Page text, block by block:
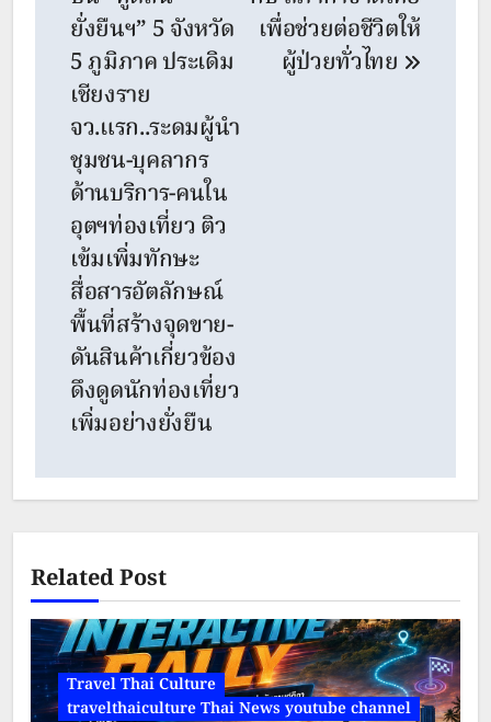
ยั่งยืนฯ” 5 จังหวัด
5 ภูมิภาค ประเดิม
เชียงราย
จว.แรก..ระดมผู้นำ
ชุมชน-บุคลากร
ด้านบริการ-คนใน
อุตฯท่องเที่ยว ติว
เข้มเพิ่มทักษะ
สื่อสารอัตลักษณ์
พื้นที่สร้างจุดขาย-
ดันสินค้าเกี่ยวข้อง
ดึงดูดนักท่องเที่ยว
เพิ่มอย่างยั่งยืน
เพื่อช่วยต่อชีวิตให้
ผู้ป่วยทั่วไทย
Related Post
Travel Thai Culture
travelthaiculture Thai News youtube channel